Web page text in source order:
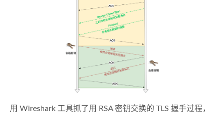
用 Wireshark 工具抓了用 RSA 密钥交换的 TLS 握手过程，